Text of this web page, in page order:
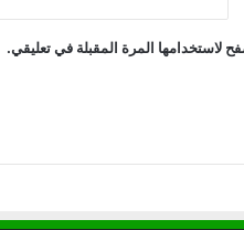
لاستخدامها المرة المقبلة في تعليقي.